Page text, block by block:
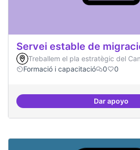
Servei estable de
Treballem el pla estratègic del
Formació i capacitació
0 0
Dar apoyo
Servei